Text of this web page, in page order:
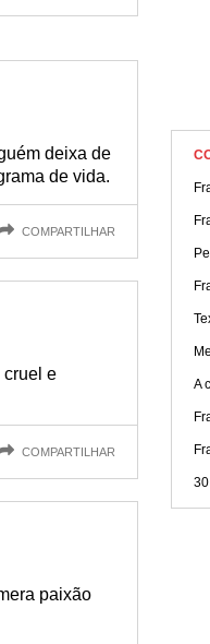
deixa de
de vida.
COMPARTILHAR
cruel e
COMPARTILHAR
paixão
A